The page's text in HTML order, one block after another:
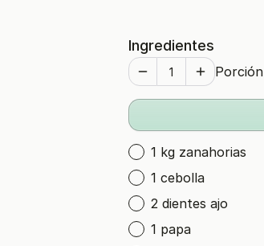
Ingredientes
Porción
1 kg zanahorias
1 cebolla
2 dientes ajo
1 papa